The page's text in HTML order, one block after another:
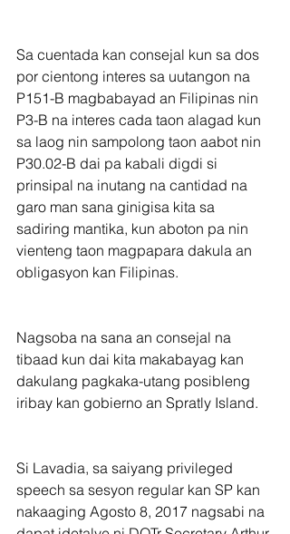
Sa cuentada kan consejal kun sa dos
por cientong interes sa uutangon na
P151-B magbabayad an Filipinas nin
P3-B na interes cada taon alagad kun
sa laog nin sampolong taon aabot nin
P30.02-B dai pa kabali digdi si
prinsipal na inutang na cantidad na
garo man sana ginigisa kita sa
sadiring mantika, kun aboton pa nin
vienteng taon magpapara dakula an
obligasyon kan Filipinas.
Nagsoba na sana an consejal na
tibaad kun dai kita makabayag kan
dakulang pagkaka-utang posibleng
iribay kan gobierno an Spratly Island.
Si Lavadia, sa saiyang privileged
speech sa sesyon regular kan SP kan
nakaaging Agosto 8, 2017 nagsabi na